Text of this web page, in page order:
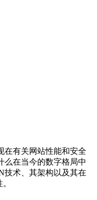
在有关网站性能和安全
么在当今的数字格局中
技术、其架构以及其在